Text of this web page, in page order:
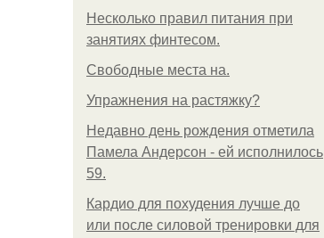
Несколько правил питания при
занятиях финтесом.
Свободные места на.
Упражнения на растяжку?
Недавно день рождения отметила
Памела Андерсон - ей исполнилось
59.
Кардио для похудения лучше до
или после силовой тренировки для